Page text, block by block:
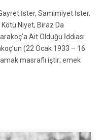
İster, Samimiyet İster.
Niyet, Biraz Da
Ait Olduğu İddiası
(22 Ocak 1933 – 16
masraflı iştir; emek